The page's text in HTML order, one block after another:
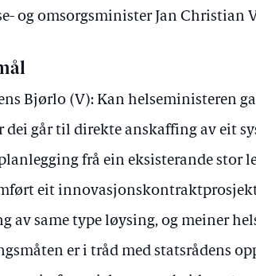
og omsorgsminister Jan Christian
Bjørlo (V): Kan helseministeren
dei går til direkte anskaffing av eit
frå ein eksisterande stor
eit
av same type løysing, og meiner
er i tråd med statsrådens